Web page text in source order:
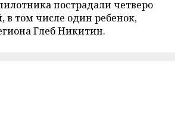
пострадали четверо
том числе один ребенок,
Глеб Никитин.